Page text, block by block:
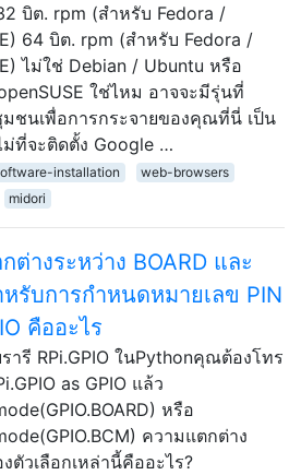
บิต. rpm (สำหรับ Fedora /
64 บิต. rpm (สำหรับ Fedora /
ไม่ใช่ Debian / Ubuntu หรือ
ใช่ไหม อาจจะมีรุ่นที่
ชนเพื่อการกระจายของคุณที่นี่ เป็น
ม่ที่จะติดตั้ง Google …
installation
web-browsers
midori
ต่างระหว่าง BOARD และ
หรับการกำหนดหมายเลข PIN
คืออะไร
ารี RPi.GPIO ในPythonคุณต้องโทร
as GPIO แล้ว
หรือ
ความแตกต่าง
ตัวเลือกเหล่านี้คืออะไร?